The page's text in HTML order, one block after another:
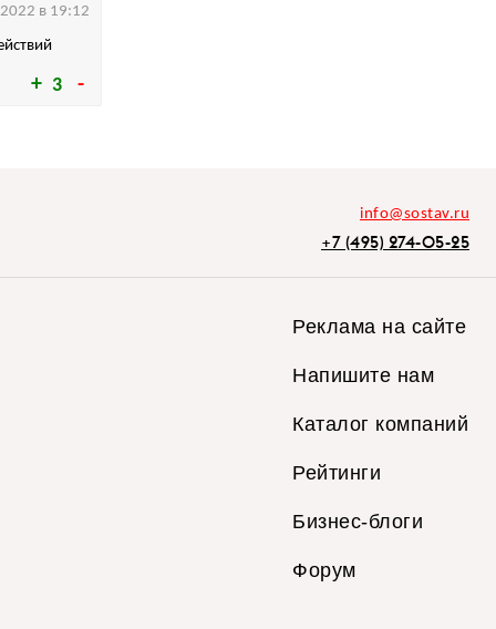
3
в 19:12
info@sostav.ru
+7 (495) 274-05-25
Реклама на сайте
Напишите нам
Каталог компаний
Рейтинги
Бизнес-блоги
Форум